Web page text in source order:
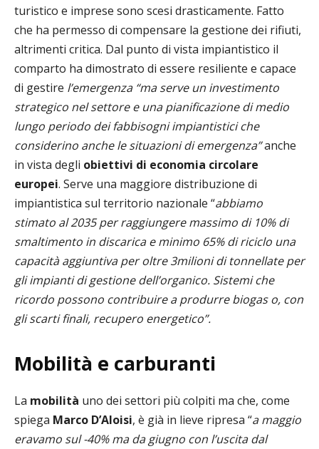
turistico e imprese sono scesi drasticamente. Fatto
che ha permesso di compensare la gestione dei rifiuti,
altrimenti critica. Dal punto di vista impiantistico il
comparto ha dimostrato di essere resiliente e capace
di gestire l’emergenza “ma serve un investimento
strategico nel settore e una pianificazione di medio
lungo periodo dei fabbisogni impiantistici che
considerino anche le situazioni di emergenza”anche
in vista degli obiettivi di economia circolare
europei. Serve una maggiore distribuzione di
impiantistica sul territorio nazionale “abbiamo
stimato al 2035 per raggiungere massimo di 10% di
smaltimento in discarica e minimo 65% di riciclo una
capacità aggiuntiva per oltre 3milioni di tonnellate per
gli impianti di gestione dell’organico. Sistemi che
ricordo possono contribuire a produrre biogas o, con
gli scarti finali, recupero energetico”.
Mobilità e carburanti
La mobilità uno dei settori più colpiti ma che, come
spiega Marco D’Aloisi, è già in lieve ripresa “a maggio
eravamo sul -40% ma da giugno con l’uscita dal